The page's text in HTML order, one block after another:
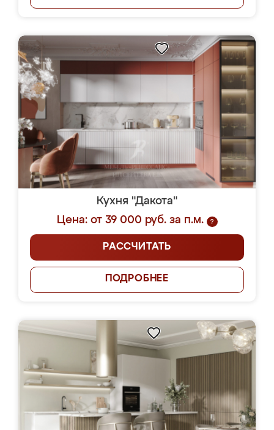
Кухня "Дакота"
Цена: от 39 000 руб. за п.м.
?
РАССЧИТАТЬ
ПОДРОБНЕЕ